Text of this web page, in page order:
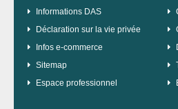
Informations DAS
Déclaration sur la vie privée
Infos e-commerce
sitemap
Espace professionnel